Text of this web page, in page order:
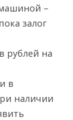
–
залог
рублей на
в
наличии